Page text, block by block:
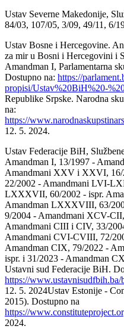
Ustav Severne Makedonije,
84/03, 107/05, 3/09, 49/11, 6/
Ustav Bosne i Hercegovine.
za mir u Bosni i Hercegovini i
Amandman I, Parlamentarna
Dostupno na: https://
propisi/Ustav%20BiH%20-
Republike Srpske. Narodna
na:
https://
12. 5. 2024.
Ustav Federacije BiH,
Amandman I, 13/1997 -
Amandmani XXV i XXVI,
22/2002 - Amandmani LVI-
LXXXVII, 60/2002 - ispr.
Amandman LXXXVIII, 63/
9/2004 - Amandmani XCV-
Amandmani CIII i CIV, 33/
Amandmani CVI-CVIII, 72/
Amandman CIX, 79/2022 -
ispr. i 31/2023 - Amandman
Ustavni sud Federacije BiH.
https://
12. 5. 2024Ustav Estonije -
2015). Dostupno na
https://
2024.